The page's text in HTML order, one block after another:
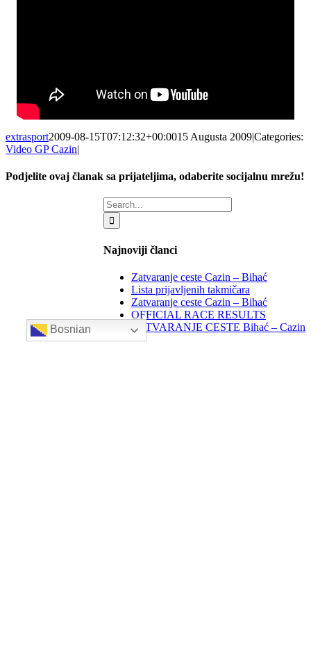
extrasport2009-08-15T07:12:32+00:0015 Augusta 2009|Categories:
Video GP Cazin|
Podjelite ovaj članak sa prijateljima, odaberite socijalnu mrežu!
Search
for:
Najnoviji članci
Zatvaranje ceste Cazin – Bihać
Lista prijavljenih takmičara
Zatvaranje ceste Cazin – Bihać
OFFICIAL RACE RESULTS
ZATVARANJE CESTE Bihać – Cazin
Bosnian